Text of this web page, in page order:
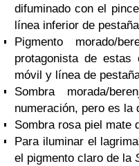
difuminado con el
línea inferior de
Pigmento morado/
protagonista de estas
móvil y línea de
Sombra morada/
numeración, pero es la
Sombra rosa piel mate
Para iluminar el
el pigmento claro de la